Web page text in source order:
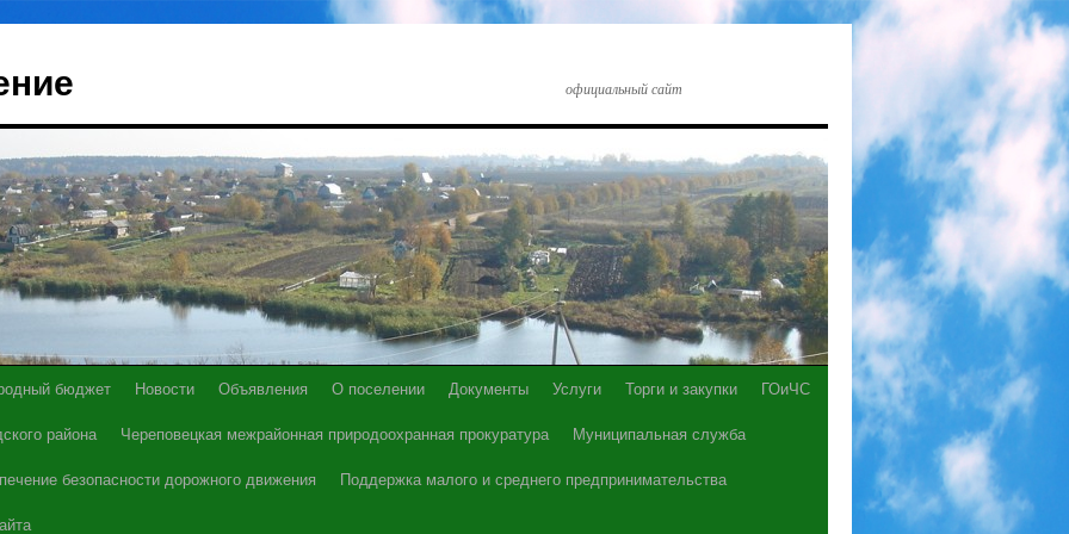
официальный сайт
бюджет Новости Объявления О поселении Документы Услуги Торги и закупки
ГОиЧС
района Череповецкая межрайонная природоохранная прокуратура
Муниципальная служба
безопасности дорожного движения
Поддержка малого и среднего предпринимательства